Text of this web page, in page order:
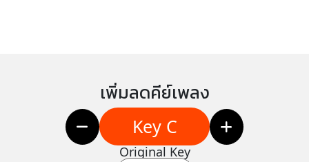
เพิ่มลดคีย์เพลง
Key C
Original Key